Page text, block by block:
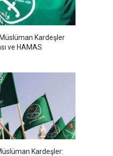
Kardeşler
ve HAMAS
Kardeşler: